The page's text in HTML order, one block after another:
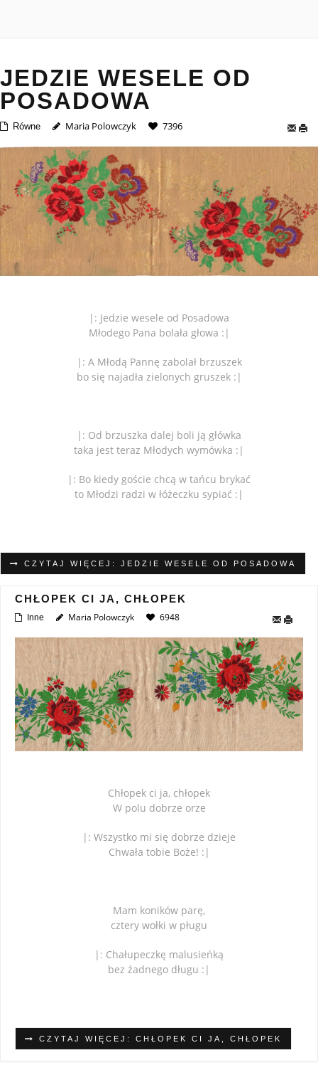
JEDZIE WESELE OD
POSADOWA
Równe Maria Polowczyk 7396
|: Jedzie wesele od Posadowa
Młodego Pana bolała głowa :|
|: A Młodą Pannę zabolał brzuszek
bo się najadła zielonych gruszek :|
|: Od brzuszka dalej boli ją główka
taka jest teraz Młodych wymówka :|
|: Bo kiedy goście chcą w tańcu brykać
to Młodzi radzi w łóżeczku sypiać :|
CZYTAJ WIĘCEJ: JEDZIE WESELE OD POSADOWA
CHŁOPEK CI JA, CHŁOPEK
Inne Maria Polowczyk 6948
Chłopek ci ja, chłopek
W polu dobrze orze
|: Wszystko mi się dobrze dzieje
Chwała tobie Boże! :|
Mam koników parę,
cztery wołki w pługu
|: Chałupeczkę malusieńką
bez żadnego długu :|
CZYTAJ WIĘCEJ: CHŁOPEK CI JA, CHŁOPEK